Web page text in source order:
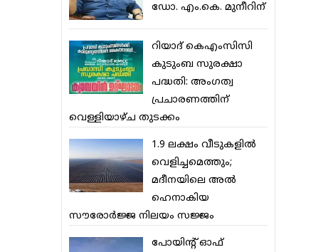
ഡോ. എം.കെ. മുനീറിന്
റിയാദ് കെഎംസിസി
കുടുംബ സുരക്ഷാ
പദ്ധതി: അംഗത്വ
പ്രചാരണത്തിന്
വെള്ളിയാഴ്ച തുടക്കം
1.9 ലക്ഷം വീടുകളില്‍
വെളിച്ചമെത്തും;
മദീനയിലെ അല്‍
ഹെനാകിയ
സൗരോര്‍ജ്ജ നിലയം സജ്ജം
പോയിന്റ് ഓഫ്